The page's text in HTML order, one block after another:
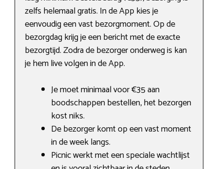
zelfs helemaal gratis. In de App kies je
eenvoudig een vast bezorgmoment. Op de
bezorgdag krijg je een bericht met de exacte
bezorgtijd. Zodra de bezorger onderweg is kan
je hem live volgen in de App.
Je moet minimaal voor €35 aan
boodschappen bestellen, het bezorgen
kost niks.
De bezorger komt op een vast moment
in de week langs.
Picnic werkt met een speciale wachtlijst